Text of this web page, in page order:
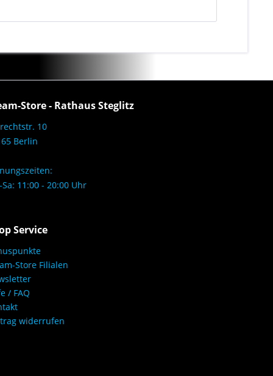
Store - Rathaus Steglitz
10
Berlin
Sa: 11:00 - 20:00 Uhr
Service
Store Filialen
/ FAQ
widerrufen